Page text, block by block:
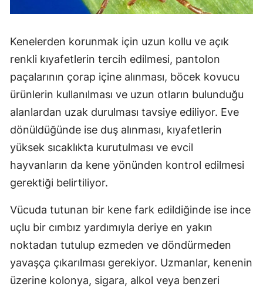
Kenelerden korunmak için uzun kollu ve açık
renkli kıyafetlerin tercih edilmesi, pantolon
paçalarının çorap içine alınması, böcek kovucu
ürünlerin kullanılması ve uzun otların bulunduğu
alanlardan uzak durulması tavsiye ediliyor. Eve
dönüldüğünde ise duş alınması, kıyafetlerin
yüksek sıcaklıkta kurutulması ve evcil
hayvanların da kene yönünden kontrol edilmesi
gerektiği belirtiliyor.
Vücuda tutunan bir kene fark edildiğinde ise ince
uçlu bir cımbız yardımıyla deriye en yakın
noktadan tutulup ezmeden ve döndürmeden
yavaşça çıkarılması gerekiyor. Uzmanlar, kenenin
üzerine kolonya, sigara, alkol veya benzeri